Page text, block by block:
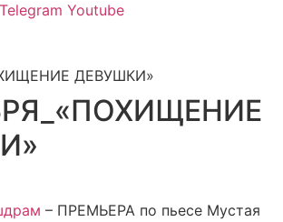
Telegram Youtube
ДЕВУШКИ»
– ПРЕМЬЕРА по пьесе Мустая